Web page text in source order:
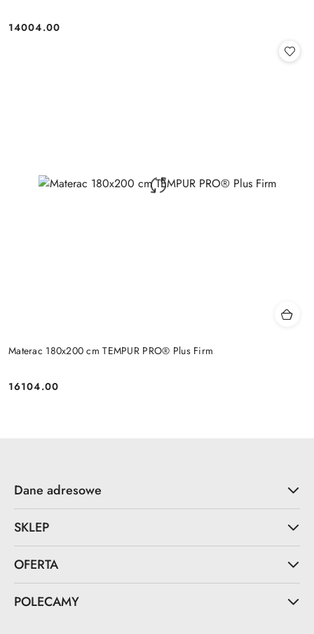
Cena:
14004.00
Materac 180x200 cm TEMPUR PRO® Plus Firm
Cena:
16104.00
Dane adresowe
SKLEP
OFERTA
POLECAMY